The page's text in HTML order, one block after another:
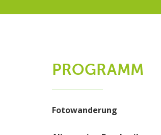
PROGRAMM
Fotowanderung